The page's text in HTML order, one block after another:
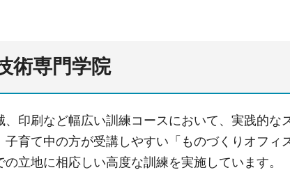
術専門学院
、印刷など幅広い訓練コースにおいて、実践的
子育て中の方が受講しやすい「ものづくりオフ
立地に相応しい高度な訓練を実施しています。